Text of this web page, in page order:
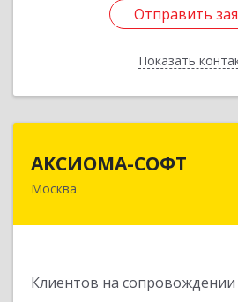
Отправить
Показать
Отправить
Назад
АКСИОМА-СОФТ
Москва
Клиентов на сопровождении
105066, Москва г,